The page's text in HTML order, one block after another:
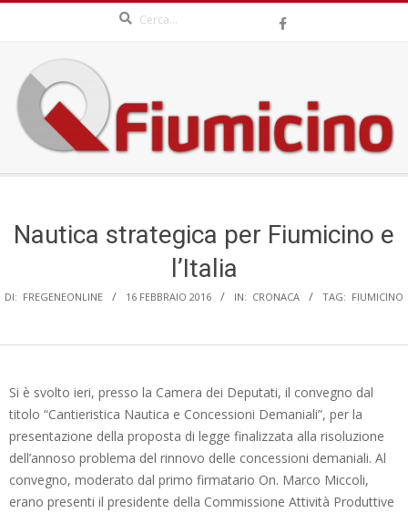
content
QFIUMICINO.COM
MenuNautica strategica per Fiumicino e
l’Italia
DI: FREGENEONLINE 16 FEBBRAIO 2016 IN: CRONACA TAG: FIUMICINO
Si è svolto ieri, presso la Camera dei Deputati, il convegno dal
titolo “Cantieristica Nautica e Concessioni Demaniali”, per la
presentazione della proposta di legge finalizzata alla risoluzione
dell’annoso problema del rinnovo delle concessioni demaniali. Al
convegno, moderato dal primo firmatario On. Marco Miccoli,
erano presenti il presidente della Commissione Attività Produttive